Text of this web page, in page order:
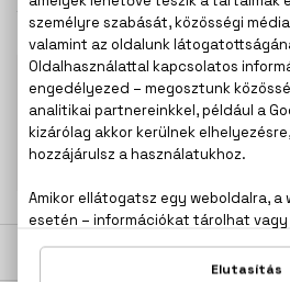
KAPCSOLÓDÓ
100% eredeti termékek,14
garanciával
Kérdésed van, elakadtál? Hívd
20 267 5125
LEÍRÁS